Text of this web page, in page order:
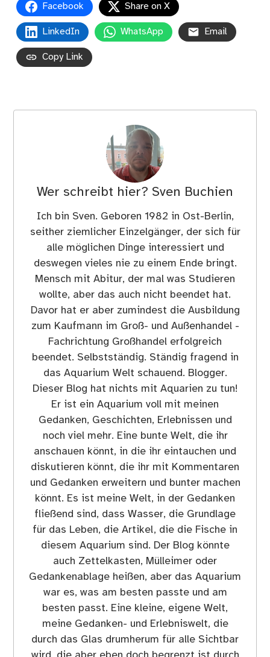
Facebook Share on X
LinkedIn WhatsApp Email
Copy Link
Wer schreibt hier? Sven Buchien
Ich bin Sven. Geboren 1982 in Ost-Berlin,
seither ziemlicher Einzelgänger, der sich für
alle möglichen Dinge interessiert und
deswegen vieles nie zu einem Ende bringt.
Mensch mit Abitur, der mal was Studieren
wollte, aber das auch nicht beendet hat.
Davor hat er aber zumindest die Ausbildung
zum Kaufmann im Groß- und Außenhandel -
Fachrichtung Großhandel erfolgreich
beendet. Selbstständig. Ständig fragend in
das Aquarium Welt schauend. Blogger.
Dieser Blog hat nichts mit Aquarien zu tun!
Er ist ein Aquarium voll mit meinen
Gedanken, Geschichten, Erlebnissen und
noch viel mehr. Eine bunte Welt, die ihr
anschauen könnt, in die ihr eintauchen und
diskutieren könnt, die ihr mit Kommentaren
und Gedanken erweitern und bunter machen
könnt. Es ist meine Welt, in der Gedanken
fließend sind, dass Wasser, die Grundlage
für das Leben, die Artikel, die die Fische in
diesem Aquarium sind. Der Blog könnte
auch Zettelkasten, Mülleimer oder
Gedankenablage heißen, aber das Aquarium
war es, was am besten passte und am
besten passt. Eine kleine, eigene Welt,
meine Gedanken- und Erlebniswelt, die
durch das Glas drumherum für alle Sichtbar